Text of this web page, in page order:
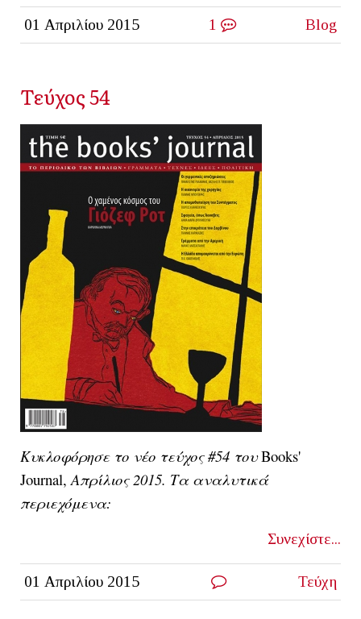
01 Απριλίου 2015 1 Blog
Τεύχος 54
Κυκλοφόρησε το νέο τεύχος #54 τουBooks'
Journal, Απρίλιος 2015. Τα αναλυτικά
περιεχόμενα:
Συνεχίστε...
01 Απριλίου 2015 Τεύχη